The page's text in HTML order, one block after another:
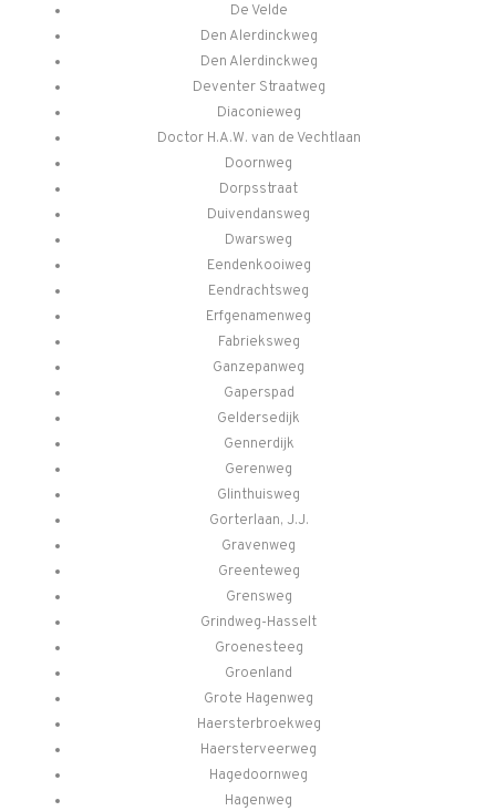
De Velde
Den Alerdinckweg
Den Alerdinckweg
Deventer Straatweg
Diaconieweg
Doctor H.A.W. van de Vechtlaan
Doornweg
Dorpsstraat
Duivendansweg
Dwarsweg
Eendenkooiweg
Eendrachtsweg
Erfgenamenweg
Fabrieksweg
Ganzepanweg
Gaperspad
Geldersedijk
Gennerdijk
Gerenweg
Glinthuisweg
Gorterlaan, J.J.
Gravenweg
Greenteweg
Grensweg
Grindweg-Hasselt
Groenesteeg
Groenland
Grote Hagenweg
Haersterbroekweg
Haersterveerweg
Hagedoornweg
Hagenweg